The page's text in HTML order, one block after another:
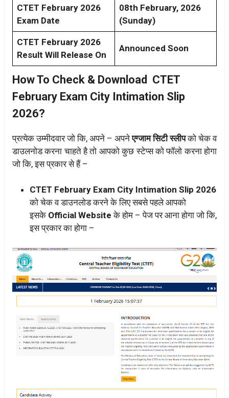
CTET February 2026
Exam Date
08th February, 2026
(Sunday)
CTET February 2026
Result Will Release On
Announced Soon
How To Check & Download CTET
February Exam City Intimation Slip
2026?
प्रत्येक उम्मीदवार जो कि, अपने – अपनेएग्जाम सिटी स्लीपको चेक व
डाउलनोड करना चाहते है तो आपको कुछ स्टेप्स को फॉलो करना होगा
जो कि, इस प्रकार से हैं –
CTET February Exam City Intimation Slip 2026
को चेक व डाउनलोड करने के लिए सबसे पहले आपको
इसके Official Website के होम – पेज पर आना होगा जो कि,
इस प्रकार का होगा –